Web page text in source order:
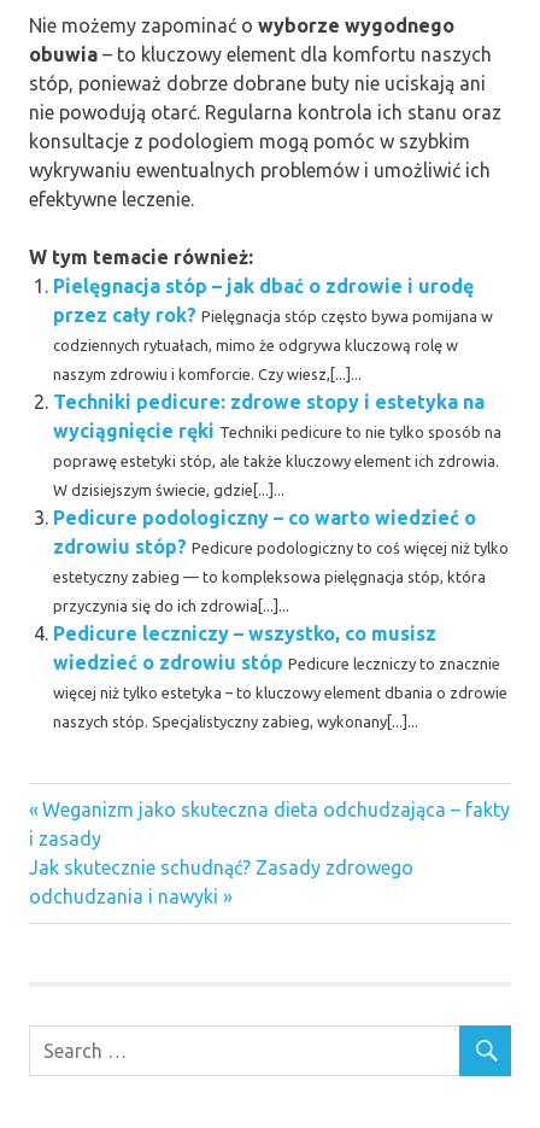
Nie możemy zapominać o wyborze wygodnego
obuwia – to kluczowy element dla komfortu naszych
stóp, ponieważ dobrze dobrane buty nie uciskają ani
nie powodują otarć. Regularna kontrola ich stanu oraz
konsultacje z podologiem mogą pomóc w szybkim
wykrywaniu ewentualnych problemów i umożliwić ich
efektywne leczenie.
W tym temacie również:
Pielęgnacja stóp – jak dbać o zdrowie i urodę
przez cały rok? Pielęgnacja stóp często bywa pomijana w
codziennych rytuałach, mimo że odgrywa kluczową rolę w
naszym zdrowiu i komforcie. Czy wiesz,[...]...
Techniki pedicure: zdrowe stopy i estetyka na
wyciągnięcie ręki Techniki pedicure to nie tylko sposób na
poprawę estetyki stóp, ale także kluczowy element ich zdrowia.
W dzisiejszym świecie, gdzie[...]...
Pedicure podologiczny – co warto wiedzieć o
zdrowiu stóp? Pedicure podologiczny to coś więcej niż tylko
estetyczny zabieg — to kompleksowa pielęgnacja stóp, która
przyczynia się do ich zdrowia[...]...
Pedicure leczniczy – wszystko, co musisz
wiedzieć o zdrowiu stóp Pedicure leczniczy to znacznie
więcej niż tylko estetyka – to kluczowy element dbania o zdrowie
naszych stóp. Specjalistyczny zabieg, wykonany[...]...
Nawigacja
wpisu
Previous
Post:
Weganizm jako skuteczna dieta odchudzająca – fakty
i zasady
Next
Post:
Jak skutecznie schudnąć? Zasady zdrowego
odchudzania i nawyki